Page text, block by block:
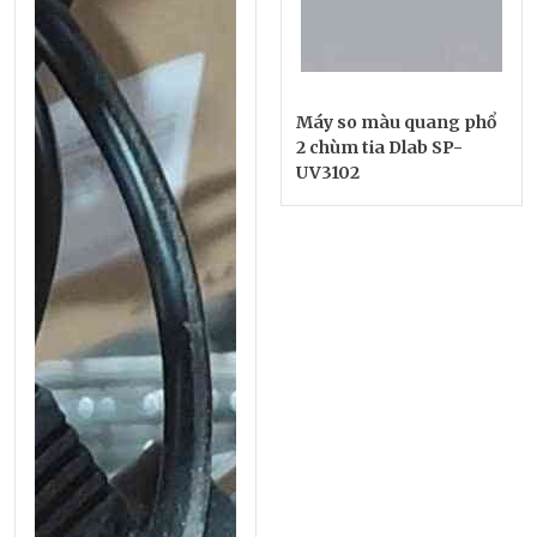
Máy so màu quang phổ
2 chùm tia Dlab SP-
UV3102